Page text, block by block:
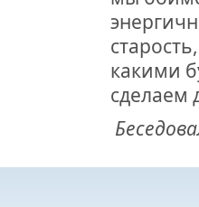
какими
сделаем